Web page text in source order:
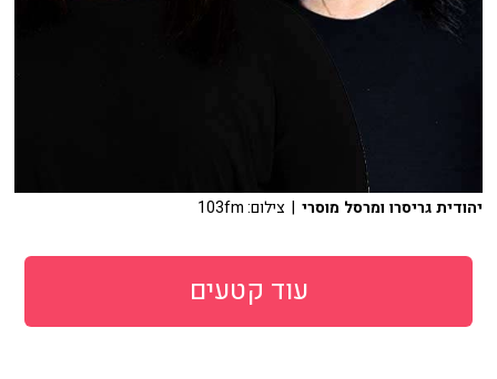
יהודית גריסרו ומרסל מוסרי | צילום: 103fm
עוד קטעים